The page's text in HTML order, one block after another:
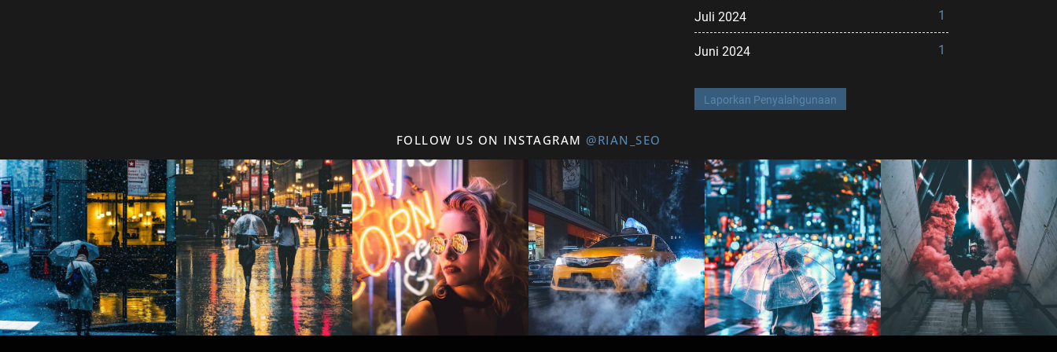
Juli 2024 1
Juni 2024 1
Laporkan Penyalahgunaan
FOLLOW US ON INSTAGRAM @RIAN_SEO